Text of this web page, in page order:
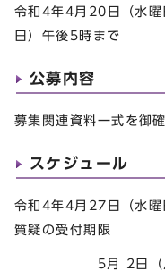
令和4年4月20日（水
日）午後5時まで
公募内容
募集関連資料一式を御
スケジュール
令和4年4月27日（水
質疑の受付期限
5月 2日（月曜日